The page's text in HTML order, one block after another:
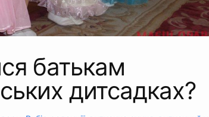
батькам
дитсадках?